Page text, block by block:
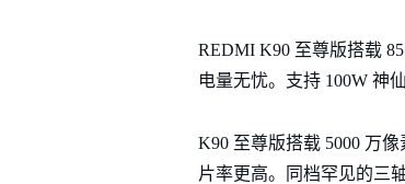
REDMI K90 至尊版搭载
电量无忧。支持 100W 神
K90 至尊版搭载 5000 万
片率更高。同档罕见的三